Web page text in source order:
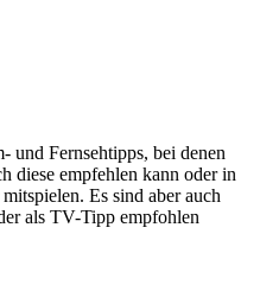
und Fernsehtipps, bei denen
diese empfehlen kann oder in
Es sind aber auch
als TV-Tipp empfohlen